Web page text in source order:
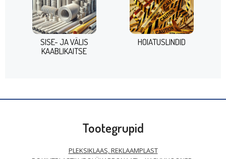
SISE- JA VÄLIS
KAABLIKAITSE
HOIATUSLINDID
Tootegrupid
PLEKSIKLAAS, REKLAAMPLAST